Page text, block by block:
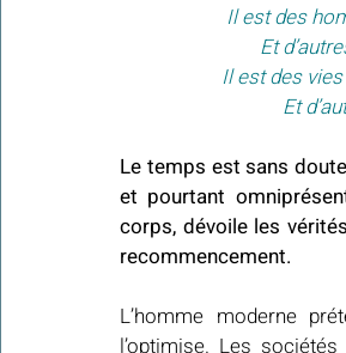
Il est des
Et
Il est des
Et
Le temps est sans
et pourtant
corps, dévoile les
recommencement.
L’homme moderne
l’optimise. Les